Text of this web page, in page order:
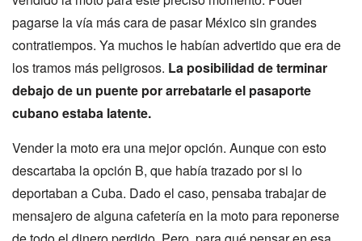
pagarse la vía más cara de pasar México sin grandes
contratiempos. Ya muchos le habían advertido que era de
los tramos más peligrosos. La posibilidad de terminar
debajo de un puente por arrebatarle el pasaporte
cubano estaba latente.
Vender la moto era una mejor opción. Aunque con esto
descartaba la opción B, que había trazado por si lo
deportaban a Cuba. Dado el caso, pensaba trabajar de
mensajero de alguna cafetería en la moto para reponerse